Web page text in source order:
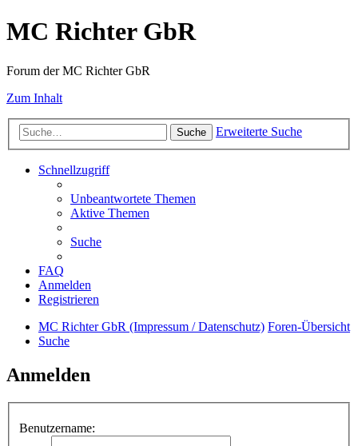
MC Richter GbR
Forum der MC Richter GbR
Zum Inhalt
Suche Erweiterte Suche
Schnellzugriff
Unbeantwortete Themen
Aktive Themen
Suche
FAQ
Anmelden
Registrieren
MC Richter GbR (Impressum / Datenschutz) Foren-Übersicht
Suche
Anmelden
Benutzername: